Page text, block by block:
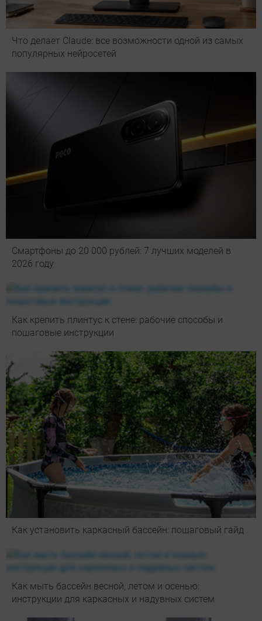
Что делает Сlaude: все возможности одной из самых
популярных нейросетей
Смартфоны до 20 000 рублей: 7 лучших моделей в
2026 году
Как крепить плинтус к стене: рабочие способы и
пошаговые инструкции
Как установить каркасный бассейн: пошаговый гайд
Как мыть бассейн весной, летом и осенью:
инструкции для каркасных и надувных систем